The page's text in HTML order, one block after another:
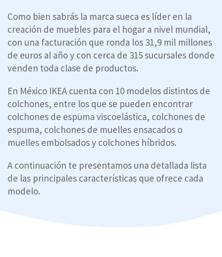
Como bien sabrás la marca sueca es líder en la
creación de muebles para el hogar a nivel mundial,
con una facturación que ronda los 31,9 mil millones
de euros al año y con cerca de 315 sucursales donde
venden toda clase de productos.
En México IKEA cuenta con 10 modelos distintos de
colchones, entre los que se pueden encontrar
colchones de espuma viscoelástica, colchones de
espuma, colchones de muelles ensacados o
muelles embolsados y colchones híbridos.
A continuación te presentamos una detallada lista
de las principales características que ofrece cada
modelo.